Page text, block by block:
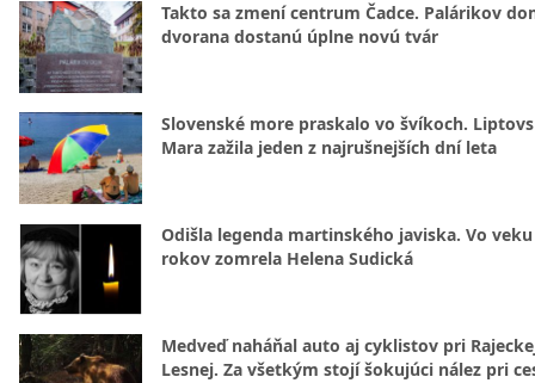
Takto sa zmení centrum Čadce. Palárikov
dvorana dostanú úplne novú tvár
Slovenské more praskalo vo švíkoch.
Mara zažila jeden z najrušnejších dní leta
Odišla legenda martinského javiska. Vo veku
rokov zomrela Helena Sudická
Medveď naháňal auto aj cyklistov pri
Lesnej. Za všetkým stojí šokujúci nález pri